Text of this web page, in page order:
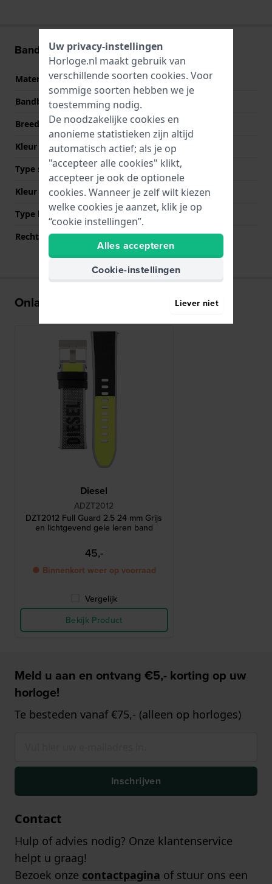
Band informatie
Materiaal Band
Leer
Bandbreedte
24 mm
Breedte bandaanzet
24 mm
Kleur Band
Meerkleurig
Type sluiting
Gesp
Kleur sluiting
Zilver
Type bevestiging
Quick release pushpins
Rechte bandaanzet
Ja
Onlangs bekeken
Diesel
ADZT2012
DZT2012 Full Guard 2.5 24 mm Grijs
en lichtgevend gele leren band
45,-
● Binnenkort weer op voorraad
Vergelijk
Bekijk Product
Meld u aan en ontvang €5,- korting op uw
horloge!
Te besteden vanaf €75,- (alleen op horloges)
Inschrijven
Contact
Hulp of advies nodig? Onze klantenservice
helpt u graag!
Bezoek onze contactpagina of stuur ons een
Uw privacy-instellingen
Horloge.nl maakt gebruik van
verschillende soorten cookies. Voor
sommige soorten hebben we je
toestemming nodig.
De noodzakelijke cookies en
anonieme statistieken zijn altijd
automatisch actief; als je op
"accepteer alle cookies" klikt,
accepteer je ook de optionele
cookies. Wanneer je zelf wilt kiezen
welke cookies je aanzet, klik je op
“cookie instellingen”.
Alles accepteren
Cookie-instellingen
Liever niet